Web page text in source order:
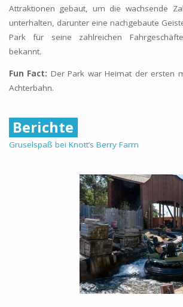
Attraktionen gebaut, um die wachsende
unterhalten, darunter eine nachgebaute
Park für seine zahlreichen
bekannt.
Fun Fact: Der Park war Heimat der ersten
Achterbahn.
Berichte
Gruselspaß bei Knott’s Berry Farm